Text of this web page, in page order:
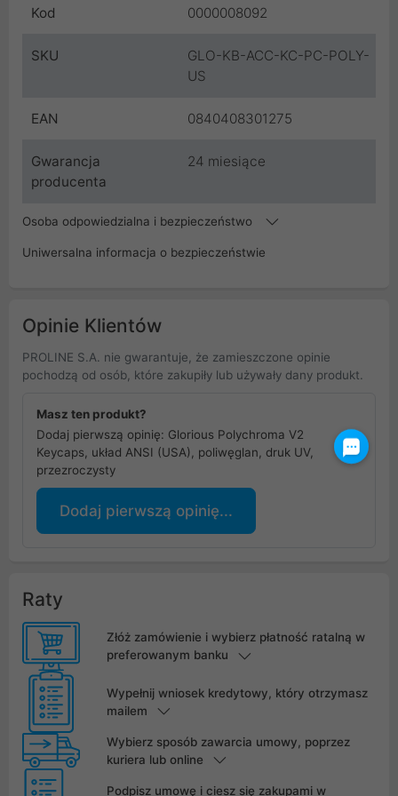
Kod 0000008092
SKU
GLO-KB-ACC-KC-PC-POLY-
US
EAN 0840408301275
Gwarancja
producenta
24 miesiące
Osoba odpowiedzialna i bezpieczeństwo
Uniwersalna informacja o bezpieczeństwie
Opinie Klientów
PROLINE S.A. nie gwarantuje, że zamieszczone opinie
pochodzą od osób, które zakupiły lub używały dany produkt.
Masz ten produkt?
Dodaj pierwszą opinię: Glorious Polychroma V2
Keycaps, układ ANSI (USA), poliwęglan, druk UV,
przezroczysty
Dodaj pierwszą opinię...
Raty
Złóż zamówienie i wybierz płatność ratalną w
preferowanym banku
Wypełnij wniosek kredytowy, który otrzymasz
mailem
Wybierz sposób zawarcia umowy, poprzez
kuriera lub online
Podpisz umowę i ciesz się zakupami w